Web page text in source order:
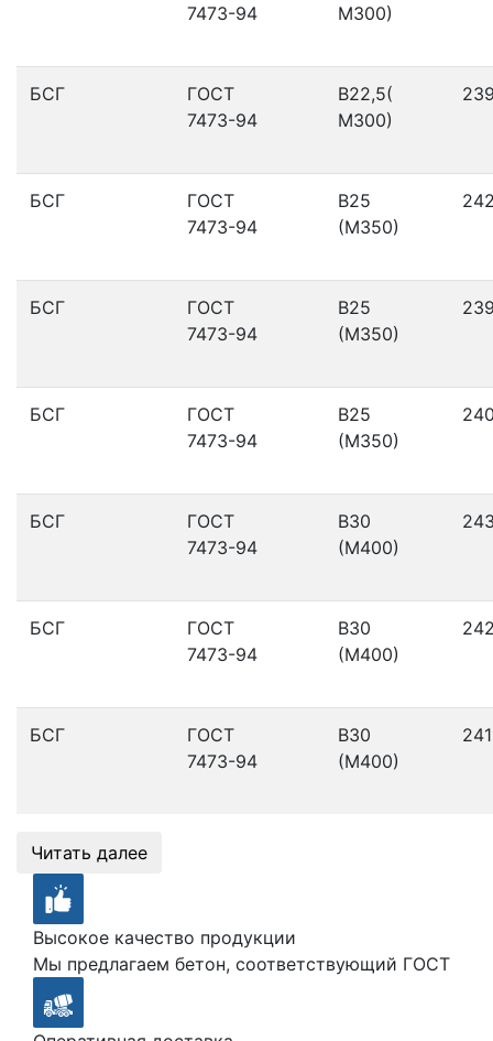
7473-94
М300)
БСГ
ГОСТ
7473-94
В22,5(
М300)
БСГ
ГОСТ
7473-94
В25
(М350)
БСГ
ГОСТ
7473-94
В25
(М350)
БСГ
ГОСТ
7473-94
В25
(М350)
БСГ
ГОСТ
7473-94
В30
(М400)
БСГ
ГОСТ
7473-94
В30
(М400)
БСГ
ГОСТ
7473-94
В30
(М400)
Читать далее
Высокое качество продукции
Мы предлагаем бетон, соответствующий ГОСТ